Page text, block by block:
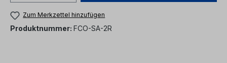
Zum Merkzettel hinzufügen
Produktnummer: FCO-SA-2R